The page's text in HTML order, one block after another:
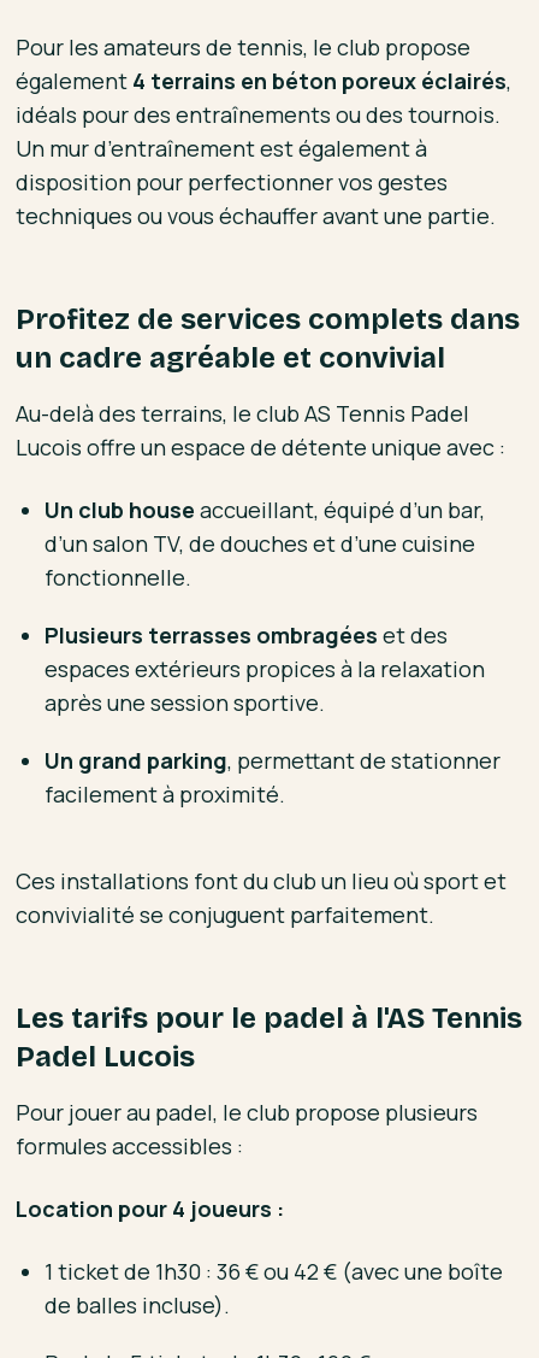
Pour les amateurs de tennis, le club propose
également 4 terrains en béton poreux éclairés,
idéals pour des entraînements ou des tournois.
Un mur d’entraînement est également à
disposition pour perfectionner vos gestes
techniques ou vous échauffer avant une partie.
Profitez de services complets dans
un cadre agréable et convivial
Au-delà des terrains, le club AS Tennis Padel
Lucois offre un espace de détente unique avec :
Un club house accueillant, équipé d’un bar,
d’un salon TV, de douches et d’une cuisine
fonctionnelle.
Plusieurs terrasses ombragées et des
espaces extérieurs propices à la relaxation
après une session sportive.
Un grand parking, permettant de stationner
facilement à proximité.
Ces installations font du club un lieu où sport et
convivialité se conjuguent parfaitement.
Les tarifs pour le padel à l'AS Tennis
Padel Lucois
Pour jouer au padel, le club propose plusieurs
formules accessibles :
Location pour 4 joueurs :
1 ticket de 1h30 : 36 € ou 42 € (avec une boîte
de balles incluse).